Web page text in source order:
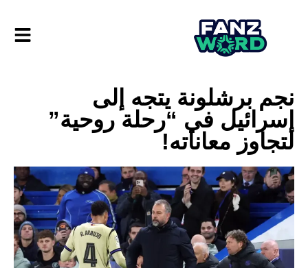
نجم برشلونة يتجه إلى
إسرائيل في “رحلة روحية”
لتجاوز معاناته!